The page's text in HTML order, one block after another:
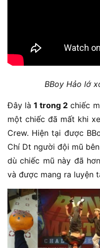
BBoy Hảo lớ
Đây là1 trong 2 chiếc
một chiếc đã mất khi
Crew. Hiện tại được
Chí Dt người đội mũ
dù chiếc mũ này đã
và được mang ra luyện